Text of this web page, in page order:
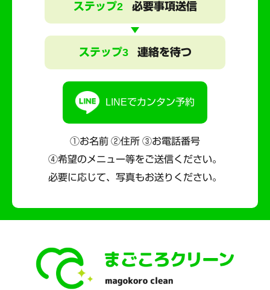
ステップ2 必要事項送信
ステップ3 連絡を待つ
LINEでカンタン予約
①お名前 ②住所 ③お電話番号
④希望のメニュー等をご送信ください。
必要に応じて、写真もお送りください。